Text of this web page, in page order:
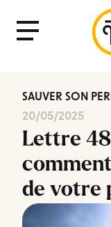
Menu
SAUVER SON
20/05/2025
Lettre
de votre
Fermer